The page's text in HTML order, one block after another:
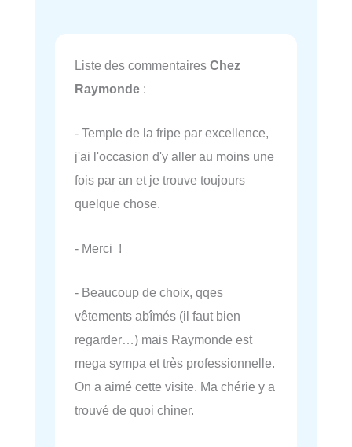
Liste des commentaires Chez
Raymonde :
- Temple de la fripe par excellence,
j'ai l'occasion d'y aller au moins une
fois par an et je trouve toujours
quelque chose.
- Merci !
- Beaucoup de choix, qqes
vêtements abîmés (il faut bien
regarder…) mais Raymonde est
mega sympa et très professionnelle.
On a aimé cette visite. Ma chérie y a
trouvé de quoi chiner.